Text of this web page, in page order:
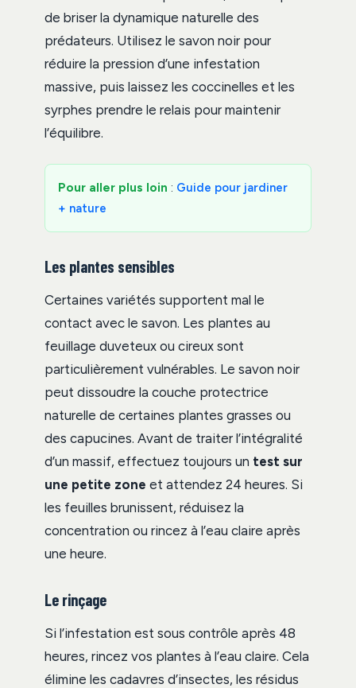
de briser la dynamique naturelle des
prédateurs. Utilisez le savon noir pour
réduire la pression d’une infestation
massive, puis laissez les coccinelles et les
syrphes prendre le relais pour maintenir
l’équilibre.
Pour aller plus loin : Guide pour jardiner
+ nature
Les plantes sensibles
Certaines variétés supportent mal le
contact avec le savon. Les plantes au
feuillage duveteux ou cireux sont
particulièrement vulnérables. Le savon noir
peut dissoudre la couche protectrice
naturelle de certaines plantes grasses ou
des capucines. Avant de traiter l’intégralité
d’un massif, effectuez toujours un test sur
une petite zone et attendez 24 heures. Si
les feuilles brunissent, réduisez la
concentration ou rincez à l’eau claire après
une heure.
Le rinçage
Si l’infestation est sous contrôle après 48
heures, rincez vos plantes à l’eau claire. Cela
élimine les cadavres d’insectes, les résidus